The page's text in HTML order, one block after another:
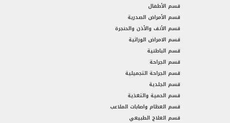
قسم الأطفال
قسم الأمراض الصدرية
قسم الأنف والأذن والحنجرة
قسم الامراض الوراثية
قسم الباطنية
قسم الجراحة
قسم الجراحة التجميلية
قسم الجلدية
قسم الحمية والتغذية
قسم العظام واصابات الملاعب
قسم العلاج الطبيعي